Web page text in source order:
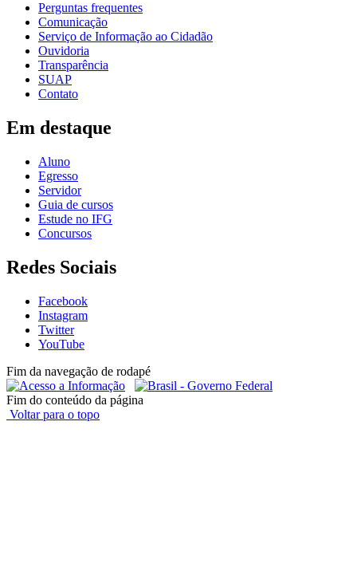
Perguntas frequentes
Comunicação
Serviço de Informação ao Cidadão
Ouvidoria
Transparência
SUAP
Contato
Em destaque
Aluno
Egresso
Servidor
Guia de cursos
Estude no IFG
Concursos
Redes Sociais
Facebook
Instagram
Twitter
YouTube
Fim da navegação de rodapé
Fim do conteúdo da página
Voltar para o topo